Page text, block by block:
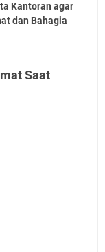
Kantoran agar
dan Bahagia
Saat